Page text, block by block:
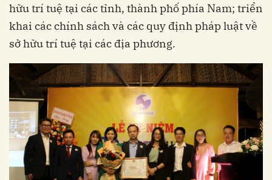
hữu trí tuệ tại các tỉnh, thành phố phía Nam; triển
khai các chính sách và các quy định pháp luật về
sở hữu trí tuệ tại các địa phương.